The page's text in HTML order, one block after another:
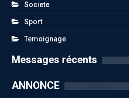
Societe
Sport
Temoignage
Messages récents
ANNONCE